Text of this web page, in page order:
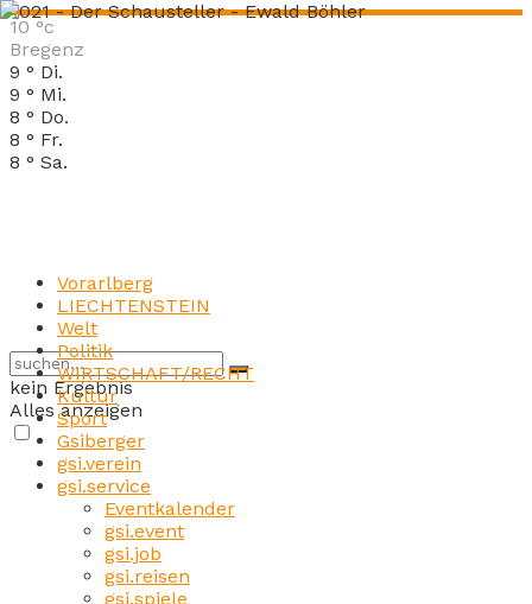
10 °c
Bregenz
9 ° Di.
9 ° Mi.
8 ° Do.
8 ° Fr.
8 ° Sa.
kein Ergebnis
Alles anzeigen
Vorarlberg
LIECHTENSTEIN
Welt
Politik
WIRTSCHAFT/RECHT
Kultur
Sport
Gsiberger
gsi.verein
gsi.service
Eventkalender
gsi.event
gsi.job
gsi.reisen
gsi.spiele